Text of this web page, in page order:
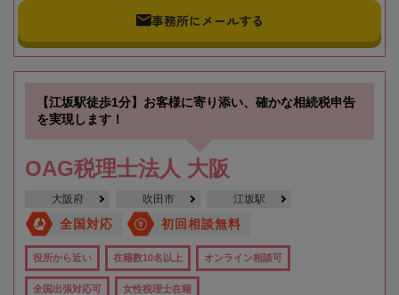
事務所にメールする
【江坂駅徒歩1分】お客様に寄り添い、確かな相続税申告
を実現します！
OAG税理士法人 大阪
大阪府 吹田市 江坂駅
全国対応 初回相談無料
役所から近い 在籍数10名以上 オンライン相談可
全国出張対応可 女性税理士在籍